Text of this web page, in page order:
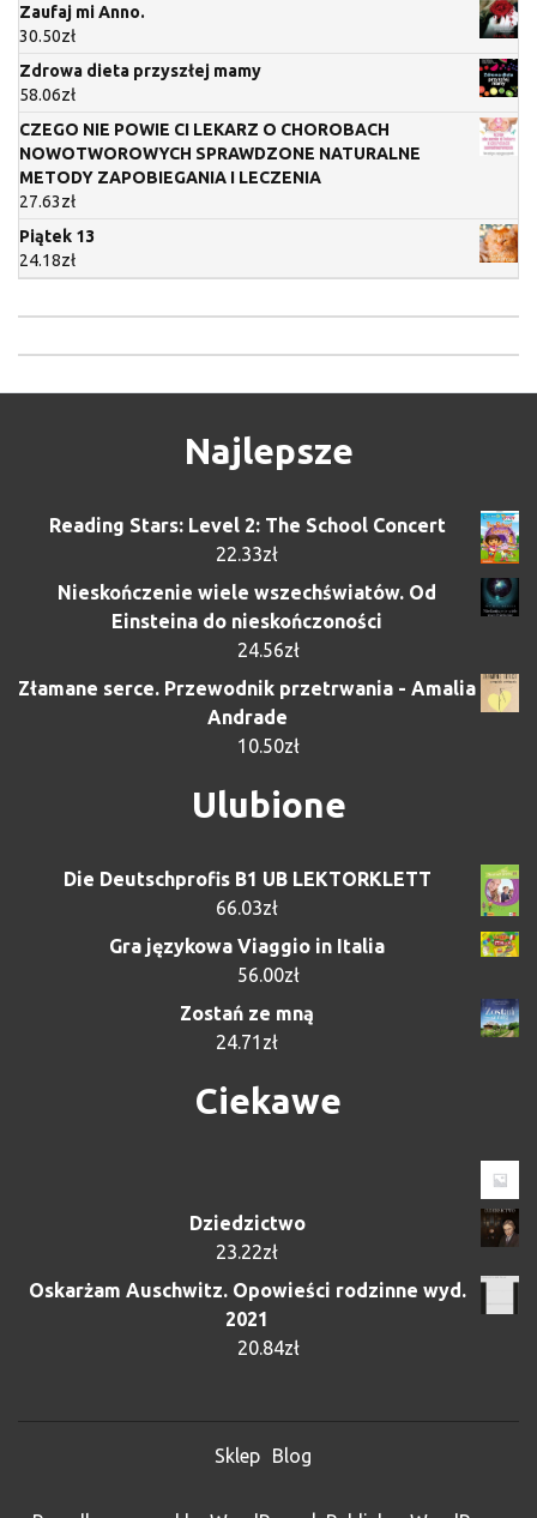
Zaufaj mi Anno.
30.50zł
Zdrowa dieta przyszłej mamy
58.06zł
CZEGO NIE POWIE CI LEKARZ O CHOROBACH
NOWOTWOROWYCH SPRAWDZONE NATURALNE
METODY ZAPOBIEGANIA I LECZENIA
27.63zł
Piątek 13
24.18zł
Najlepsze
Reading Stars: Level 2: The School Concert
22.33zł
Nieskończenie wiele wszechświatów. Od
Einsteina do nieskończoności
24.56zł
Złamane serce. Przewodnik przetrwania - Amalia
Andrade
10.50zł
Ulubione
Die Deutschprofis B1 UB LEKTORKLETT
66.03zł
Gra językowa Viaggio in Italia
56.00zł
Zostań ze mną
24.71 zł
Ciekawe
Dziedzictwo
23.22zł
Oskarżam Auschwitz. Opowieści rodzinne wyd.
2021
20.84zł
Sklep Blog